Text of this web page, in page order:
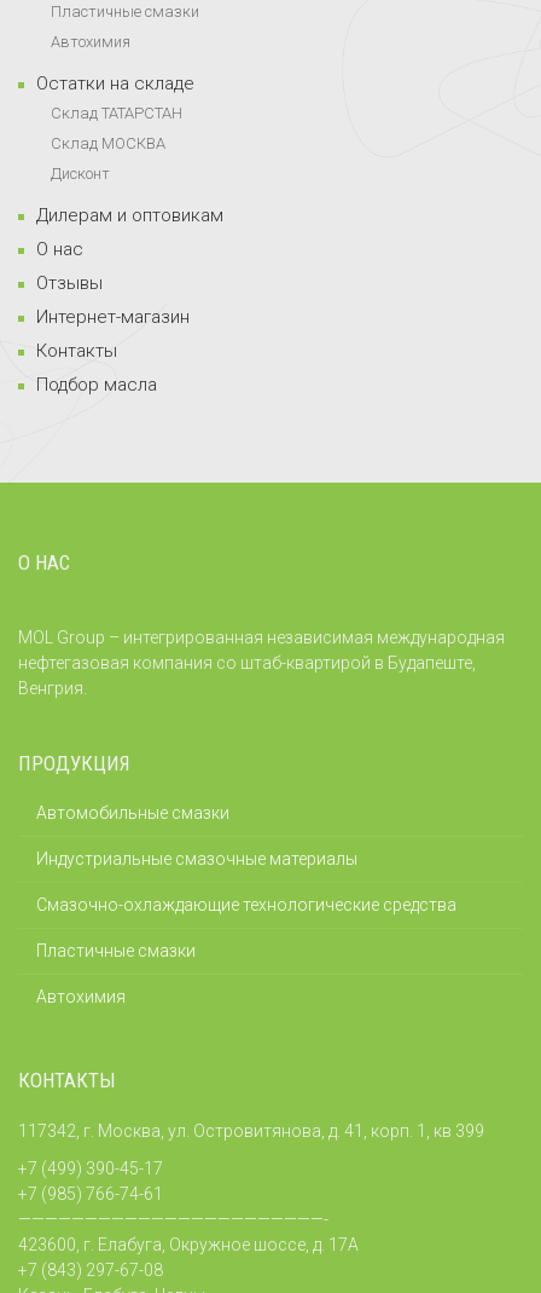
Пластичные смазки
Автохимия
Остатки на складе
Склад ТАТАРСТАН
Склад МОСКВА
Дисконт
Дилерам и оптовикам
О нас
Отзывы
Интернет-магазин
Контакты
Подбор масла
О НАС
MOL Group – интегрированная независимая международная
нефтегазовая компания со штаб-квартирой в Будапеште,
Венгрия.
ПРОДУКЦИЯ
Автомобильные смазки
Индустриальные смазочные материалы
Смазочно-охлаждающие технологические средства
Пластичные смазки
Автохимия
КОНТАКТЫ
117342, г. Москва, ул. Островитянова, д. 41, корп. 1, кв 399
+7 (499) 390-45-17
+7 (985) 766-74-61
———————————————————————-
423600, г. Елабуга, Окружное шоссе, д. 17А
+7 (843) 297-67-08